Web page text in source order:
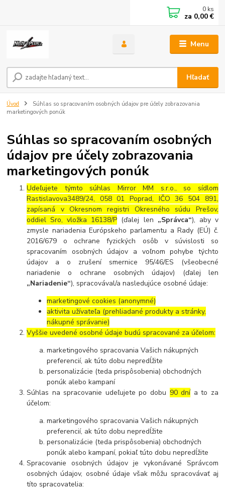
Menu
Hľadať
0 ks
za 0,00 €
Úvod
Súhlas so spracovaním osobných údajov pre účely zobrazovania
marketingových ponúk
Súhlas so spracovaním osobných
údajov pre účely zobrazovania
marketingových ponúk
Udeľujete týmto súhlas Mirror MM s.r.o., so sídlom
Rastislavova3489/24, 058 01 Poprad, IČO 36 504 891,
zapísaná v Okresnom registri Okresného súdu Prešov,
oddiel Sro, vložka 16138/P (ďalej len „Správca“), aby v
zmysle nariadenia Európskeho parlamentu a Rady (EÚ) č.
2016/679 o ochrane fyzických osôb v súvislosti so
spracovaním osobných údajov a voľnom pohybe týchto
údajov a o zrušení smernice 95/46/ES (všeobecné
nariadenie o ochrane osobných údajov) (ďalej len
„Nariadenie“), spracovával/a nasledujúce osobné údaje:
marketingové cookies (anonymné)
aktivita užívateľa (prehliadané produkty a stránky,
nákupné správanie)
Vyššie uvedené osobné údaje budú spracované za účelom:
marketingového spracovania Vašich nákupných
preferencií, ak túto dobu nepredĺžite
personalizácie (teda prispôsobenia) obchodných
ponúk alebo kampaní
Súhlas na spracovanie udeľujete po dobu 90 dnía to za
účelom:
marketingového spracovania Vašich nákupných
preferencií, ak túto dobu nepredĺžite
personalizácie (teda prispôsobenia) obchodných
ponúk alebo kampaní, pokiaľ túto dobu nepredĺžite
Spracovanie osobných údajov je vykonávané Správcom
osobných údajov, osobné údaje však môžu spracovávať aj
títo spracovatelia: